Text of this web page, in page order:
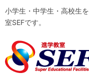
小学生・中学生・高校生
室SEFです。